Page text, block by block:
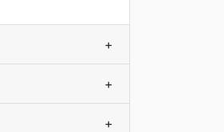
+
+
+